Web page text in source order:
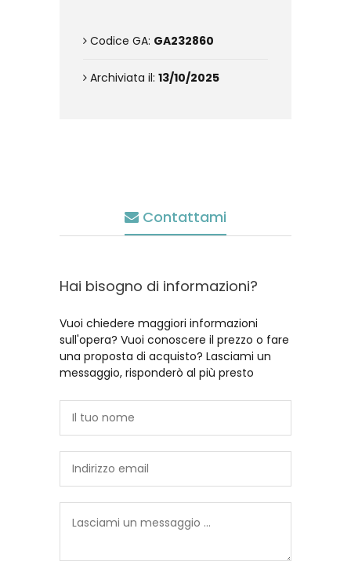
Codice GA: GA232860
Archiviata il: 13/10/2025
Contattami
Hai bisogno di informazioni?
Vuoi chiedere maggiori informazioni
sull'opera? Vuoi conoscere il prezzo o fare
una proposta di acquisto? Lasciami un
messaggio, risponderò al più presto